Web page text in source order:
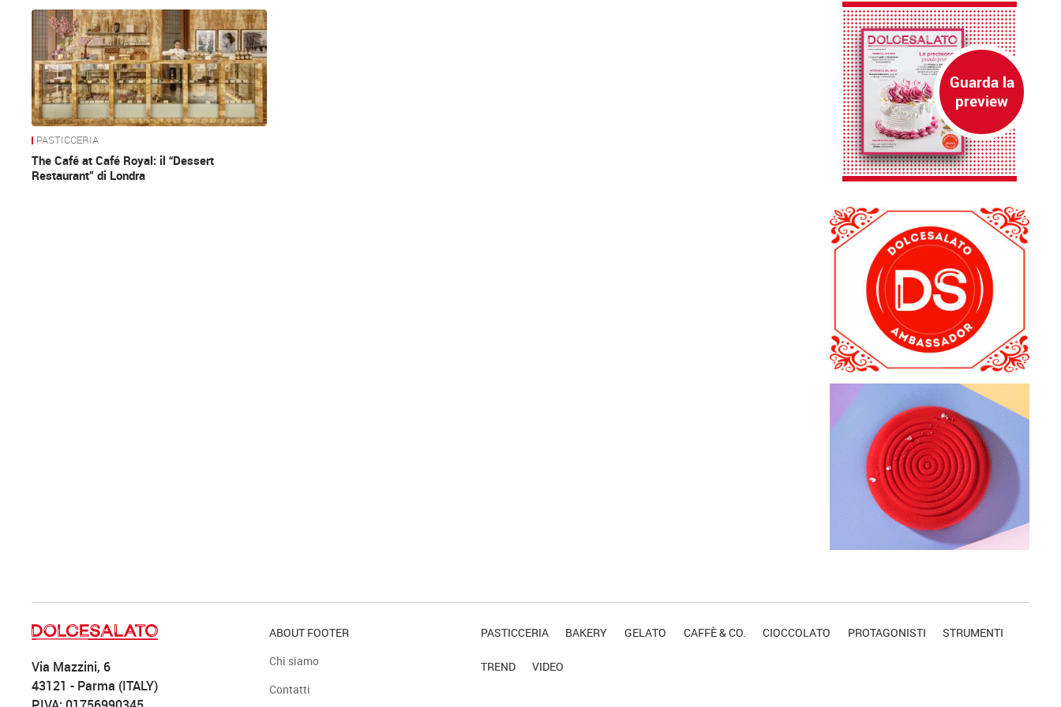
News
PASTICCERIA
The Café at Café Royal: il “Dessert
Restaurant” di Londra
Via Mazzini, 6
43121 - Parma (ITALY)
ABOUT FOOTER
Chi siamo
Contatti
PASTICCERIA BAKERY GELATO CAFFÈ & CO. CIOCCOLATO PROTAGONISTI STRUMENTI
TREND VIDEO